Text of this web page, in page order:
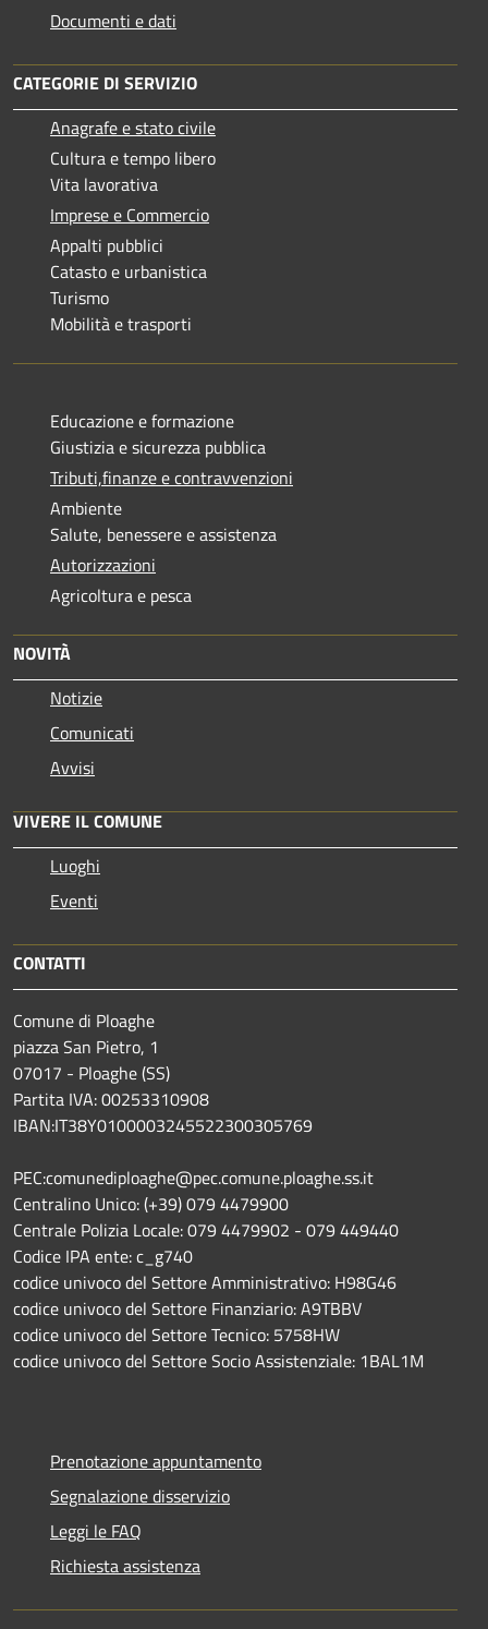
Documenti e dati
CATEGORIE DI SERVIZIO
Anagrafe e stato civile
Cultura e tempo libero
Vita lavorativa
Imprese e Commercio
Appalti pubblici
Catasto e urbanistica
Turismo
Mobilità e trasporti
Educazione e formazione
Giustizia e sicurezza pubblica
Tributi,finanze e contravvenzioni
Ambiente
Salute, benessere e assistenza
Autorizzazioni
Agricoltura e pesca
NOVITÀ
Notizie
Comunicati
Avvisi
VIVERE IL COMUNE
Luoghi
Eventi
CONTATTI
Comune di Ploaghe
piazza San Pietro, 1
07017 - Ploaghe (SS)
Partita IVA: 00253310908
IBAN:IT38Y0100003245522300305769
PEC:comunediploaghe@pec.comune.ploaghe.ss.it
Centralino Unico: (+39) 079 4479900
Centrale Polizia Locale: 079 4479902 - 079 449440
Codice IPA ente: c_g740
codice univoco del Settore Amministrativo: H98G46
codice univoco del Settore Finanziario: A9TBBV
codice univoco del Settore Tecnico: 5758HW
codice univoco del Settore Socio Assistenziale: 1BAL1M
Prenotazione appuntamento
Segnalazione disservizio
Leggi le FAQ
Richiesta assistenza